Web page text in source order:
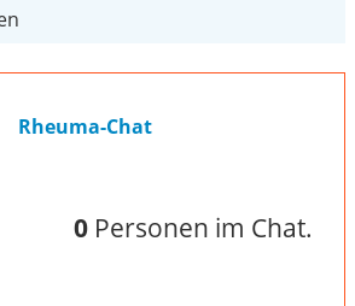
Rheuma-Chat
0Personen im Chat.